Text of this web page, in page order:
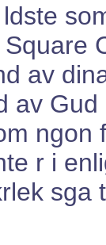
av
av
ngon
r i
sga